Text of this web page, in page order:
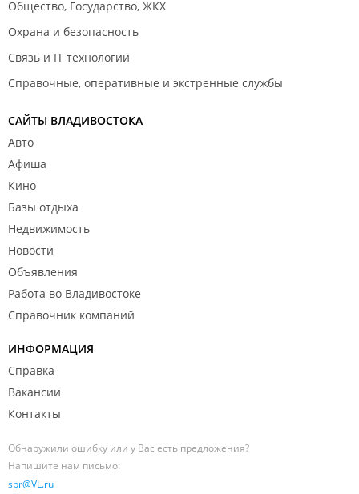
Общество, Государство, ЖКХ
Охрана и безопасность
Связь и IT технологии
Справочные, оперативные и экстренные службы
САЙТЫ ВЛАДИВОСТОКА
Авто
Афиша
Кино
Базы отдыха
Недвижимость
Новости
Объявления
Работа во Владивостоке
Справочник компаний
ИНФОРМАЦИЯ
Справка
Вакансии
Контакты
Обнаружили ошибку или у Вас есть предложения?
Напишите нам письмо:
spr@VL.ru